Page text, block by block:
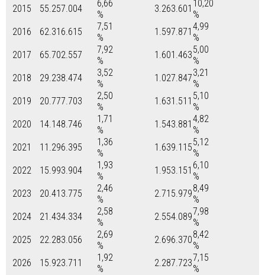
2015
55.257.004
6,66
%
3.263.601 10,20
%
2016
62.316.615
7,51
%
1.597.871 4,99
%
2017
65.702.557
7,92
%
1.601.4635,00
%
2018
29.238.474
3,52
%
1.027.8473,21
%
2019
20.777.703
2,50
%
1.631.511 5,10
%
2020
14.148.746
1,71
%
1.543.881 4,82
%
2021
11.296.395
1,36
%
1.639.1155,12
%
2022
15.993.904
1,93
%
1.953.151 6,10
%
2023
20.413.775
2,46
%
2.715.9798,49
%
2024
21.434.334
2,58
%
2.554.0897,98
%
2025
22.283.056
2,69
%
2.696.3708,42
%
2026
15.923.711
1,92
%
2.287.7237,15
%